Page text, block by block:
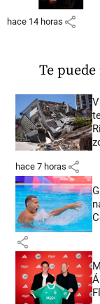
hace 14 horas share
Te
hace 7 horas share
share